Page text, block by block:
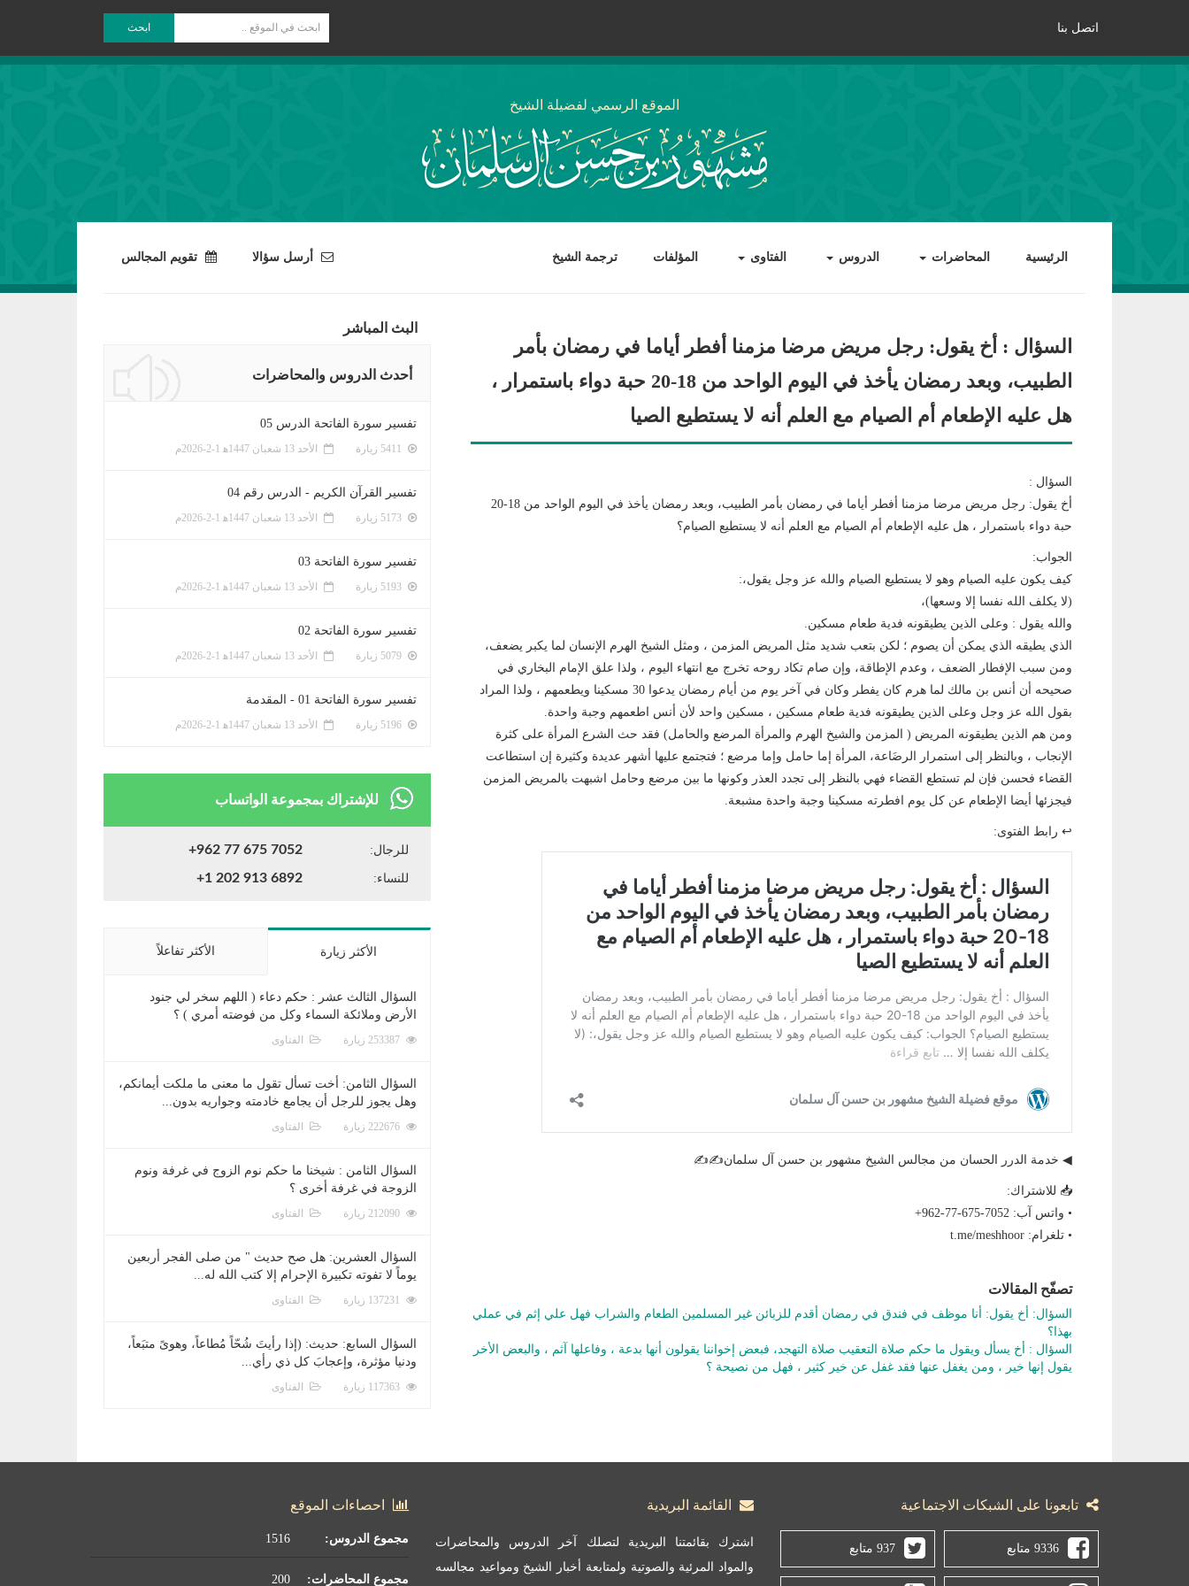
اتصل بنا ابحث
الموقع الرسمي لفضيلة الشيخ
الرئيسية المحاضرات الدروس الفتاوى المؤلفات ترجمة الشيخ أرسل سؤالا تقويم المجالس
السؤال : أخ يقول: رجل مريض مرضا مزمنا أفطر أياما في رمضان بأمر
الطبيب، وبعد رمضان يأخذ في اليوم الواحد من 18-20 حبة دواء باستمرار ،
هل عليه الإطعام أم الصيام مع العلم أنه لا يستطيع الصيا
السؤال :
أخ يقول: رجل مريض مرضا مزمنا أفطر أياما في رمضان بأمر الطبيب، وبعد رمضان يأخذ في اليوم الواحد من 18-20
حبة دواء باستمرار ، هل عليه الإطعام أم الصيام مع العلم أنه لا يستطيع الصيام؟
الجواب:
كيف يكون عليه الصيام وهو لا يستطيع الصيام والله عز وجل يقول،:
(لا يكلف الله نفسا إلا وسعها)،
والله يقول : وعلى الذين يطيقونه فدية طعام مسكين.
الذي يطيقه الذي يمكن أن يصوم ؛ لكن بتعب شديد مثل المريض المزمن ، ومثل الشيخ الهرم الإنسان لما يكبر يضعف،
ومن سبب الإفطار الضعف ، وعدم الإطاقة، وإن صام تكاد روحه تخرج مع انتهاء اليوم ، ولذا علق الإمام البخاري في
صحيحه أن أنس بن مالك لما هرم كان يفطر وكان في آخر يوم من أيام رمضان يدعوا 30 مسكينا ويطعمهم ، ولذا المراد
بقول الله عز وجل وعلى الذين يطيقونه فدية طعام مسكين ، مسكين واحد لأن أنس اطعمهم وجبة واحدة.
ومن هم الذين يطيقونه المريض ( المزمن والشيخ الهرم والمرأة المرضع والحامل) فقد حث الشرع المرأة على كثرة
الإنجاب ، وبالنظر إلى استمرار الرضَاعة، المرأة إما حامل وإما مرضع ؛ فتجتمع عليها أشهر عديدة وكثيرة إن استطاعت
القضاء فحسن فإن لم تستطع القضاء فهي بالنظر إلى تجدد العذر وكونها ما بين مرضع وحامل اشبهت بالمريض المزمن
فيجزئها أيضا الإطعام عن كل يوم افطرته مسكينا وجبة واحدة مشبعة.
↩ رابط الفتوى:
◀ خدمة الدرر الحسان من مجالس الشيخ مشهور بن حسن آل سلمان✍️✍
📥 للاشتراك:
• واتس آب: ‎+962-77-675-7052
• تلغرام: t.me/meshhoor
تصفّح المقالات
السؤال: أخ يقول: أنا موظف في فندق في رمضان أقدم للزبائن غير المسلمين الطعام والشراب فهل علي إثم في عملي
بهذا؟
السؤال : أخ يسأل ويقول ما حكم صلاة التعقيب صلاة التهجد، فبعض إخواننا يقولون أنها بدعة ، وفاعلها آثم ، والبعض الأخر
يقول إنها خير ، ومن يغفل عنها فقد غفل عن خير كثير ، فهل من نصيحة ؟
البث المباشر
أحدث الدروس والمحاضرات
تفسير سورة الفاتحة الدرس 05
الأحد 13 شعبان 1447ﻫ 1-2-2026م
تفسير القرآن الكريم - الدرس رقم 04
الأحد 13 شعبان 1447ﻫ 1-2-2026م
تفسير سورة الفاتحة 03
الأحد 13 شعبان 1447ﻫ 1-2-2026م
تفسير سورة الفاتحة 02
الأحد 13 شعبان 1447ﻫ 1-2-2026م
تفسير سورة الفاتحة 01 - المقدمة
الأحد 13 شعبان 1447ﻫ 1-2-2026م
للإشتراك بمجموعة الواتساب
للرجال: +962 77 675 7052
للنساء: +1 202 913 6892
الأكثر زيارة الأكثر تفاعلاً
السؤال الثالث عشر : حكم دعاء ( اللهم سخر لي جنود
الأرض وملائكة السماء وكل من فوضته أمري ) ؟
الفتاوى
السؤال الثامن: أخت تسأل تقول ما معنى ما ملكت أيمانكم،
وهل يجوز للرجل أن يجامع خادمته وجواريه بدون...
الفتاوى
السؤال الثامن : شيخنا ما حكم نوم الزوج في غرفة ونوم
الزوجة في غرفة أخرى ؟
الفتاوى
السؤال العشرين: هل صح حديث " من صلى الفجر أربعين
يوماً لا تفوته تكبيرة الإحرام إلا كتب الله له...
الفتاوى
السؤال السابع: حديث: (إذا رأيتَ شُحّاً مُطاعاً، وهوىً متبَعاً،
ودنيا مؤثرة، وإعجابَ كل ذي رأي...
الفتاوى
تابعونا على الشبكات الاجتماعية
9336 متابع 937 متابع
القائمة البريدية
اشترك بقائمتنا البريدية لتصلك آخر الدروس والمحاضرات
والمواد المرئية والصوتية ولمتابعة أخبار الشيخ ومواعيد مجالسه
احصاءات الموقع
مجموع الدروس:
مجموع المحاضرات: